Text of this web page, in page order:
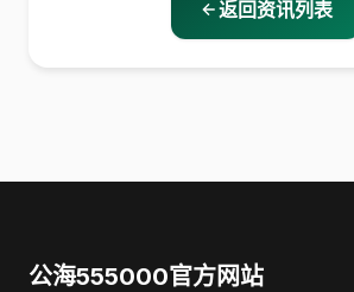
返回资讯列表
公海555000官方网站